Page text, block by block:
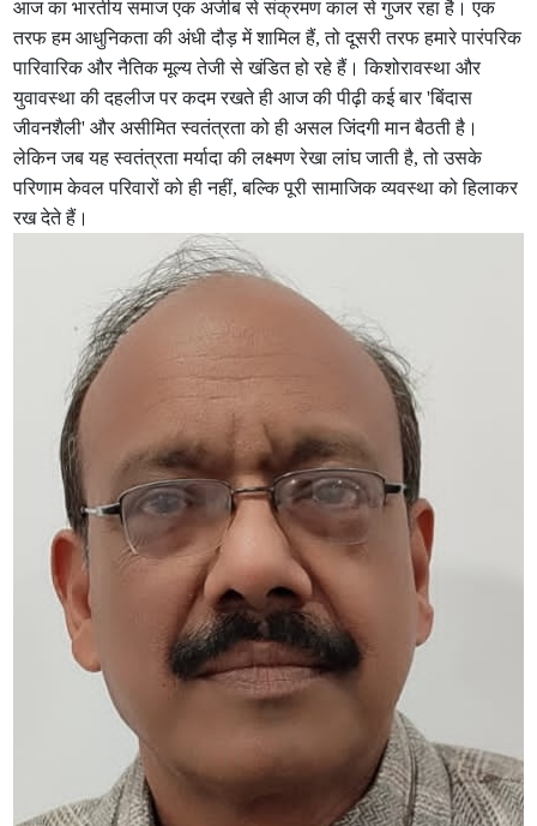
आज का भारतीय समाज एक अजीब से संक्रमण काल से गुजर रहा है। एक
तरफ हम आधुनिकता की अंधी दौड़ में शामिल हैं, तो दूसरी तरफ हमारे पारंपरिक
पारिवारिक और नैतिक मूल्य तेजी से खंडित हो रहे हैं। किशोरावस्था और
युवावस्था की दहलीज पर कदम रखते ही आज की पीढ़ी कई बार 'बिंदास
जीवनशैली' और असीमित स्वतंत्रता को ही असल जिंदगी मान बैठती है।
लेकिन जब यह स्वतंत्रता मर्यादा की लक्ष्मण रेखा लांघ जाती है, तो उसके
परिणाम केवल परिवारों को ही नहीं, बल्कि पूरी सामाजिक व्यवस्था को हिलाकर
रख देते हैं।